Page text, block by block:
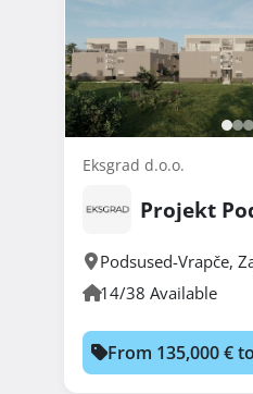
Eksgrad d.o.o.
Projekt
Podsused-Vrapče,
14/38 Available
From 135,000 €